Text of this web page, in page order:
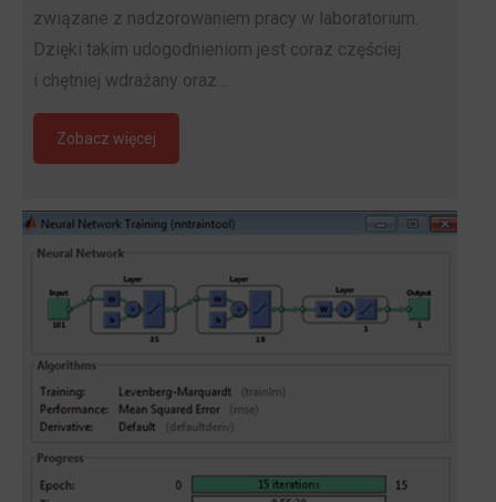
związane z nadzorowaniem pracy w laboratorium.
Dzięki takim udogodnieniom jest coraz częściej
i chętniej wdrażany oraz…
Zobacz więcej